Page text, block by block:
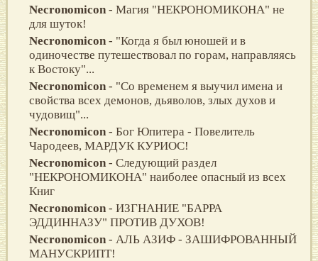
Necronomicon - Магия "НЕКРОНОМИКОНА" не
для шуток!
Necronomicon - "Когда я был юношей и в
одиночестве путешествовал по горам, направляясь
к Востоку"...
Necronomicon - "Со временем я выучил имена и
свойства всех демонов, дьяволов, злых духов и
чудовищ"...
Necronomicon - Бог Юпитера - Повелитель
Чародеев, МАРДУК КУРИОС!
Necronomicon - Следующий раздел
"НЕКРОНОМИКОНА" наиболее опасный из всех
Книг
Necronomicon - ИЗГНАНИЕ "БАРРА
ЭДДИННАЗУ" ПРОТИВ ДУХОВ!
Necronomicon - АЛЬ АЗИФ - ЗАШИФРОВАННЫЙ
МАНУСКРИПТ!